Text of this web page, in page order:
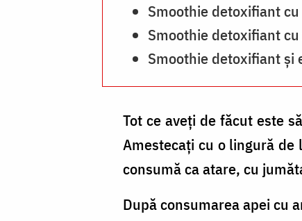
Smoothie detoxifiant
Smoothie detoxifiant
Smoothie detoxifiant și
Tot ce aveți de făcut este
Amestecați cu o lingură de
consumă ca atare, cu
După consumarea apei cu